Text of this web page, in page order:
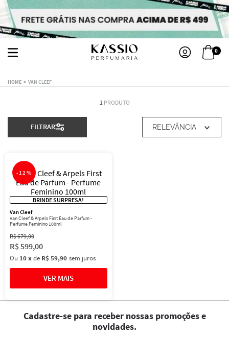
0
VAN CLEEF
1 PRODUTO
FILTRAR RELEVÂNCIA
- 12%
BRINDE SURPRESA!
Van Cleef
Van Cleef & Arpels First Eau de Parfum -
Perfume Feminino 100ml
R$679,00
R$599,00
Ou 10xde R$ 59,90 sem juros
Cadastre-se para receber nossas promoções e
novidades.